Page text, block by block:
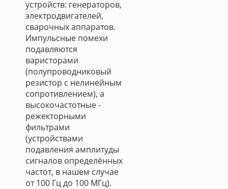
устройств: генераторов,
электродвигателей,
сварочных аппаратов.
Импульсные помехи
подавляются
варисторами
(полупроводниковый
резистор с нелинейным
сопротивлением), а
высокочастотные -
режекторными
фильтрами
(устройствами
подавления амплитуды
сигналов определённых
частот, в нашем случае
от 100 Гц до 100 МГц).